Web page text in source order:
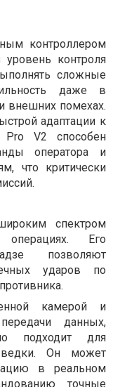
контроллером
контроля
сложные
даже в
внешних помехах.
адаптации к
Pro V2 способен
оператора и
что критически
спектром
Его
позволяют
ударов по
камерой и
данных,
подходит для
Он может
в реальном
точные